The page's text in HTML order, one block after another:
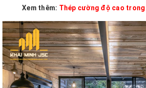
Xem thêm: Thép cường độ cao trong